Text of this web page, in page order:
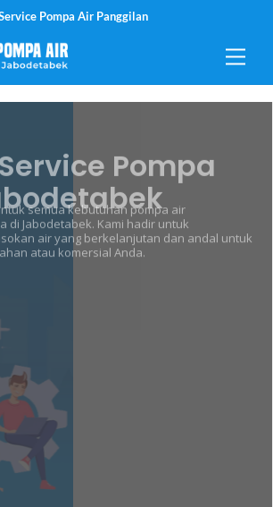
Pompa Air Panggilan
Pompa
semua kebutuhan pompa air
di Jabodetabek. Kami hadir untuk
air yang berkelanjutan dan andal untuk
atau komersial Anda.